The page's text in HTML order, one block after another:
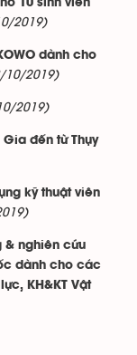
10 sinh viên
2019)
dành cho
10/2019)
2019)
đến từ Thụy
kỹ thuật viên
& nghiên cứu
dành cho các
KH&KT Vật